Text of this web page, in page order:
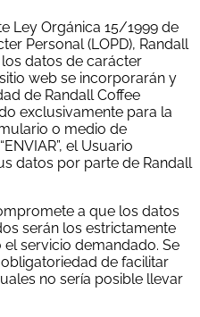
Ley Orgánica 15/1999 de
Personal (LOPD), Randall
datos de carácter
web se incorporarán y
de Randall Coffee
exclusivamente para la
o medio de
el Usuario
datos por parte de Randall
a que los datos
serán los estrictamente
servicio demandado. Se
de facilitar
no sería posible llevar